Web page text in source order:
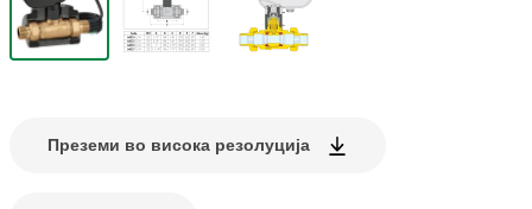
Преземи во висока резолуција